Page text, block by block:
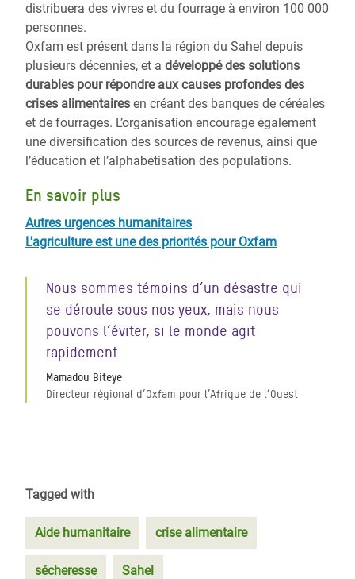
distribuera des vivres et du fourrage à environ 100 000
personnes.
Oxfam est présent dans la région du Sahel depuis
plusieurs décennies, et a développé des solutions
durables pour répondre aux causes profondes des
crises alimentaires en créant des banques de céréales
et de fourrages. L’organisation encourage également
une diversification des sources de revenus, ainsi que
l’éducation et l’alphabétisation des populations.
En savoir plus
Autres urgences humanitaires
L'agriculture est une des priorités pour Oxfam
Nous sommes témoins d’un désastre qui
se déroule sous nos yeux, mais nous
pouvons l’éviter, si le monde agit
rapidement
Mamadou Biteye
Directeur régional d’Oxfam pour l’Afrique de l’Ouest
Tagged with
Aide humanitaire crise alimentaire
sécheresse Sahel